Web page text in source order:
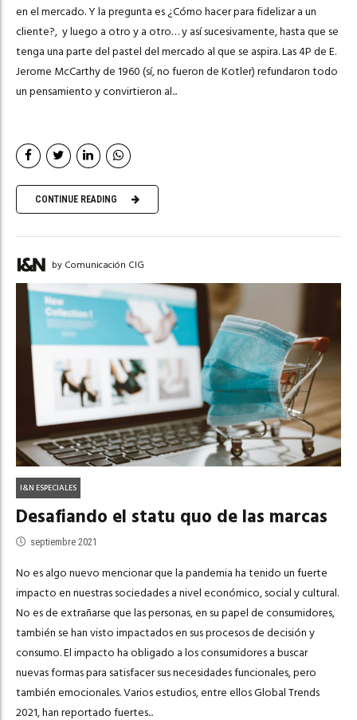
en el mercado. Y la pregunta es ¿Cómo hacer para fidelizar a un
cliente?, y luego a otro y a otro… y así sucesivamente, hasta que se
tenga una parte del pastel del mercado al que se aspira. Las 4P de E.
Jerome McCarthy de 1960 (sí, no fueron de Kotler) refundaron todo
un pensamiento y convirtieron al...
CONTINUE READING
by Comunicación CIG
I&N ESPECIALES
Desafiando el statu quo de las marcas
septiembre 2021
No es algo nuevo mencionar que la pandemia ha tenido un fuerte
impacto en nuestras sociedades a nivel económico, social y cultural.
No es de extrañarse que las personas, en su papel de consumidores,
también se han visto impactados en sus procesos de decisión y
consumo. El impacto ha obligado a los consumidores a buscar
nuevas formas para satisfacer sus necesidades funcionales, pero
también emocionales. Varios estudios, entre ellos Global Trends
2021, han reportado fuertes...